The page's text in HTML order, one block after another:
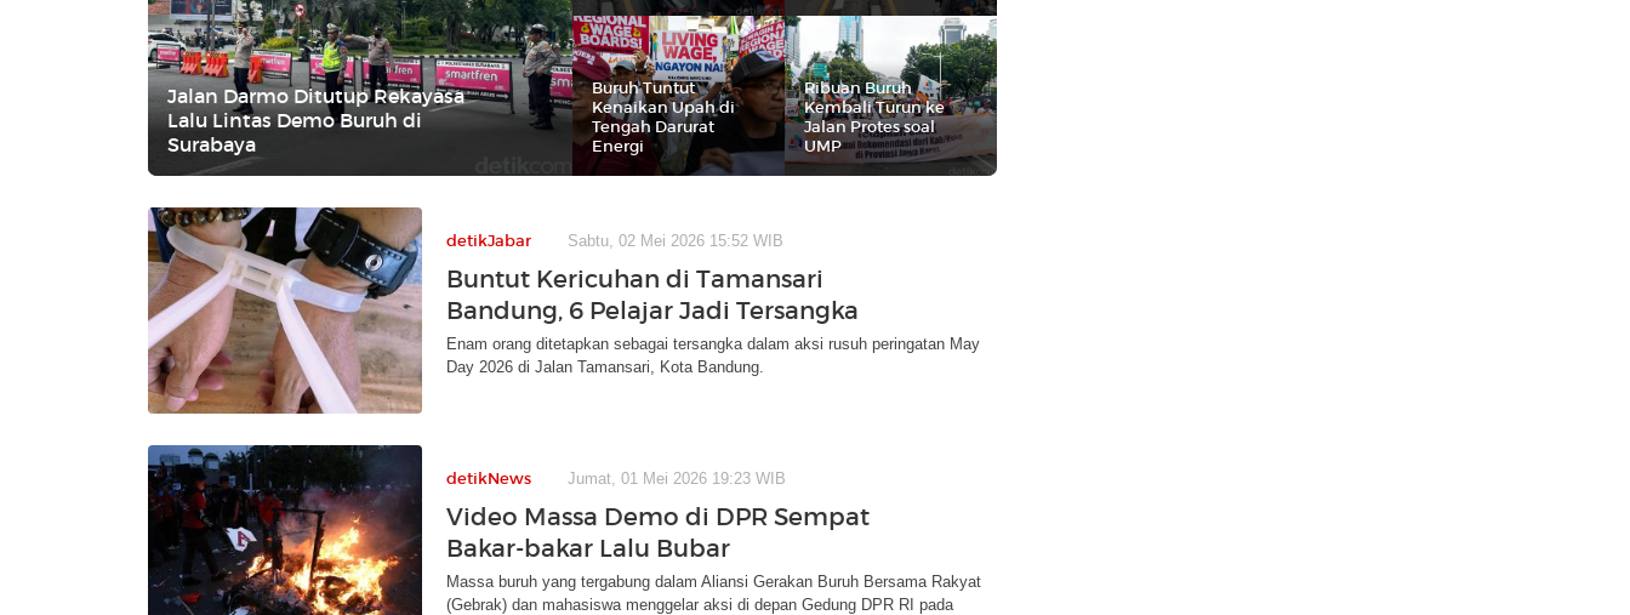
Jalan Darmo Ditutup Rekayasa
Lalu Lintas Demo Buruh di
Surabaya
Buruh Tuntut
Kenaikan Upah di
Tengah Darurat
Energi
Ribuan Buruh
Kembali Turun ke
Jalan Protes soal
UMP
detikJabar Sabtu, 02 Mei 2026 15:52 WIB
Buntut Kericuhan di Tamansari
Bandung, 6 Pelajar Jadi Tersangka
Enam orang ditetapkan sebagai tersangka dalam aksi rusuh peringatan May
Day 2026 di Jalan Tamansari, Kota Bandung.
detikNews Jumat, 01 Mei 2026 19:23 WIB
Video Massa Demo di DPR Sempat
Bakar-bakar Lalu Bubar
Massa buruh yang tergabung dalam Aliansi Gerakan Buruh Bersama Rakyat
(Gebrak) dan mahasiswa menggelar aksi di depan Gedung DPR RI pada